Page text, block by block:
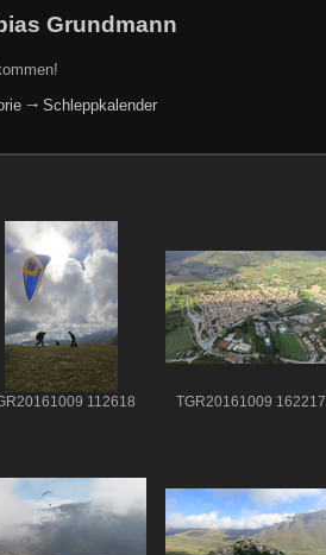
Grundmann
🠂 Schleppkalender
112618 TGR20161009 162217